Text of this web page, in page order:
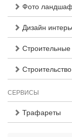
Фото
Дизайн
СЕРВИСЫ
Трафареты